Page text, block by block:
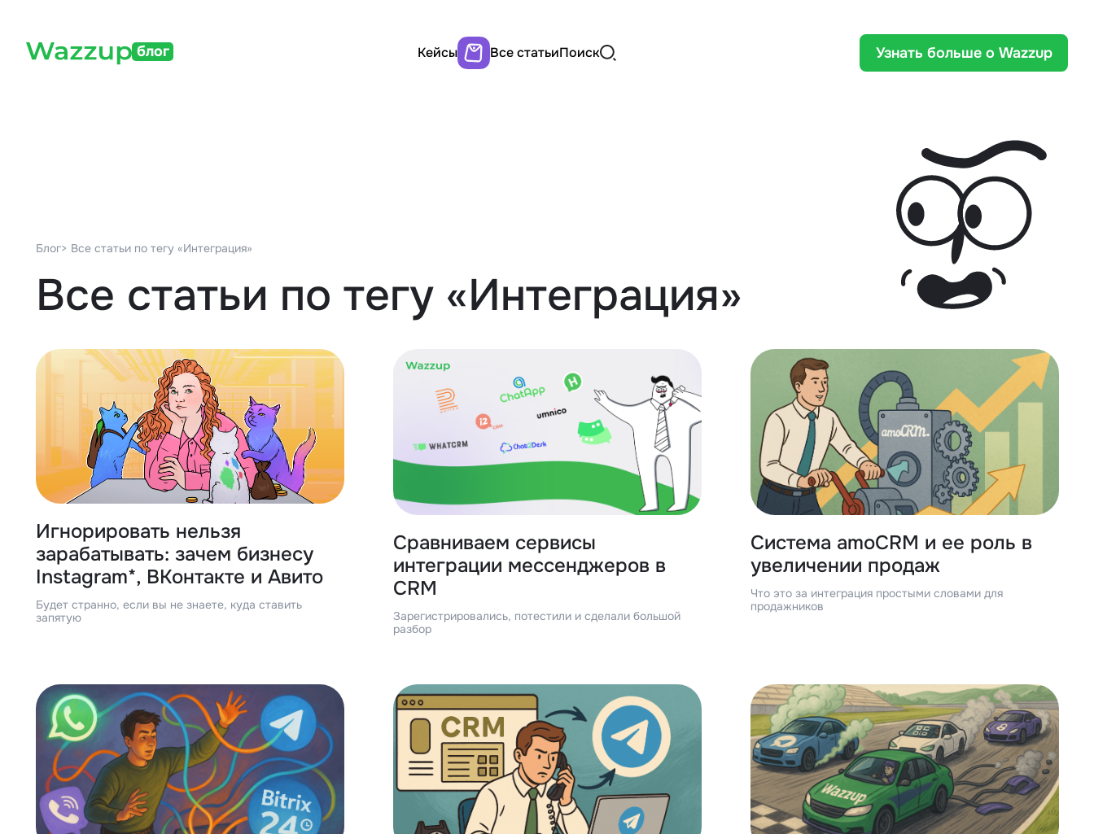
блог Кейсы Все статьиПоиск Узнать больше о Wazzup
Блог> Все статьи по тегу «Интеграция»
Все статьи по тегу «Интеграция»
Игнорировать нельзя
зарабатывать: зачем бизнесу
Instagram*, ВКонтакте и Авито
Будет странно, если вы не знаете, куда ставить
запятую
Сравниваем сервисы
интеграции мессенджеров в
CRM
Зарегистрировались, потестили и сделали большой
разбор
Система amoCRM и ее роль в
увеличении продаж
Что это за интеграция простыми словами для
продажников